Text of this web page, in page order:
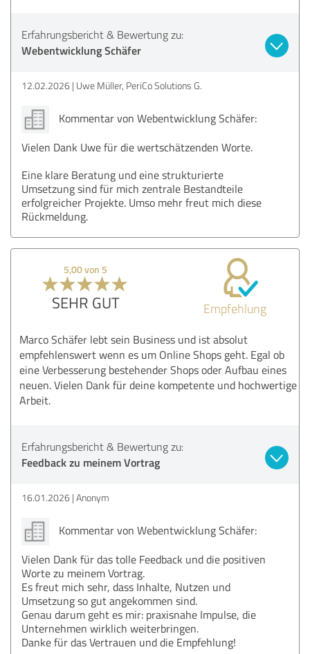
Erfahrungsbericht & Bewertung zu:
Webentwicklung Schäfer
12.02.2026 Uwe Müller, PeriCo Solutions G.
Kommentar von Webentwicklung Schäfer:
Vielen Dank Uwe für die wertschätzenden Worte.
Eine klare Beratung und eine strukturierte
Umsetzung sind für mich zentrale Bestandteile
erfolgreicher Projekte. Umso mehr freut mich diese
Rückmeldung.
5,00 von 5
SEHR GUT Empfehlung
Marco Schäfer lebt sein Business und ist absolut
empfehlenswert wenn es um Online Shops geht. Egal ob
eine Verbesserung bestehender Shops oder Aufbau eines
neuen. Vielen Dank für deine kompetente und hochwertige
Arbeit.
Erfahrungsbericht & Bewertung zu:
Feedback zu meinem Vortrag
16.01.2026 Anonym
Kommentar von Webentwicklung Schäfer:
Vielen Dank für das tolle Feedback und die positiven
Worte zu meinem Vortrag.
Es freut mich sehr, dass Inhalte, Nutzen und
Umsetzung so gut angekommen sind.
Genau darum geht es mir: praxisnahe Impulse, die
Unternehmen wirklich weiterbringen.
Danke für das Vertrauen und die Empfehlung!